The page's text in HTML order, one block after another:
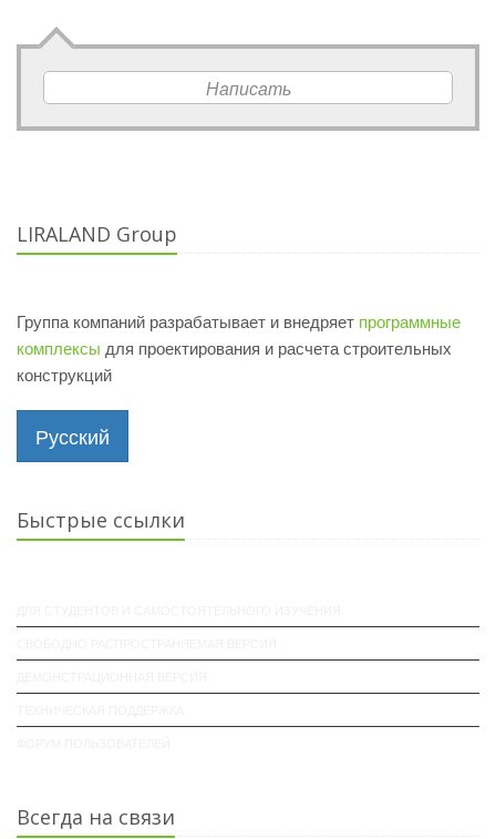
Написать
LIRALAND Group
Группа компаний разрабатывает и внедряет программные
комплексы для проектирования и расчета строительных
конструкций
Русский
Быстрые ссылки
Всегда на связи